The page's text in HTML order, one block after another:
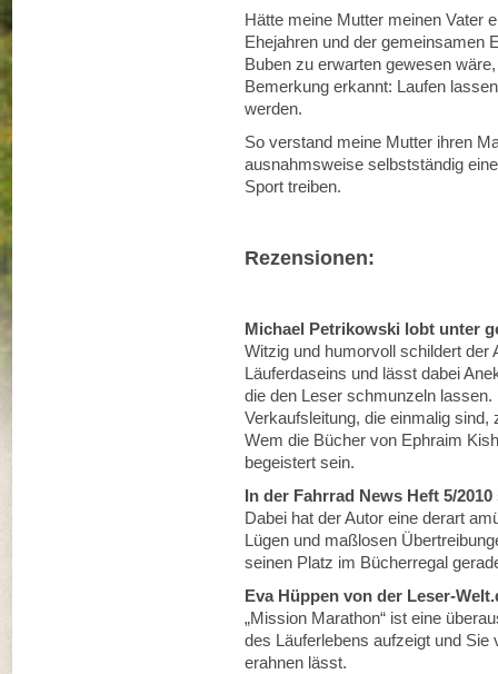
Hätte meine Mutter meinen Vater
Ehejahren und der gemeinsamen
Buben zu erwarten gewesen
Bemerkung erkannt: Laufen
werden.
So verstand meine Mutter ihren
ausnahmsweise selbstständig
Sport treiben.
Rezensionen:
Michael Petrikowski lobt unter
Witzig und humorvoll schildert der
Läuferdaseins und lässt dabei
die den Leser schmunzeln
Verkaufsleitung, die einmalig
Wem die Bücher von Ephraim
begeistert sein.
In der Fahrrad News Heft 5/
Dabei hat der Autor eine derart
Lügen und maßlosen
seinen Platz im Bücherregal
Eva Hüppen von der Leser-
„Mission Marathon“ ist eine
des Läuferlebens aufzeigt und
erahnen lässt.